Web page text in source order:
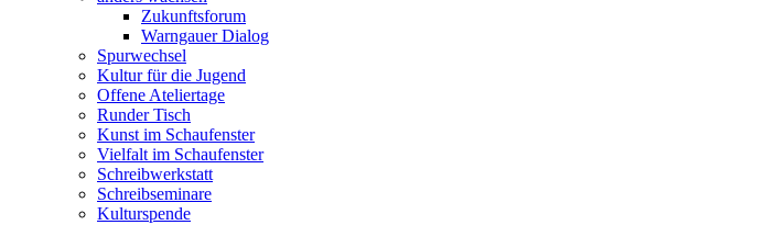
Zukunftsforum
Warngauer Dialog
Spurwechsel
Kultur für die Jugend
Offene Ateliertage
Runder Tisch
Kunst im Schaufenster
Vielfalt im Schaufenster
Schreibwerkstatt
Schreibseminare
Kulturspende